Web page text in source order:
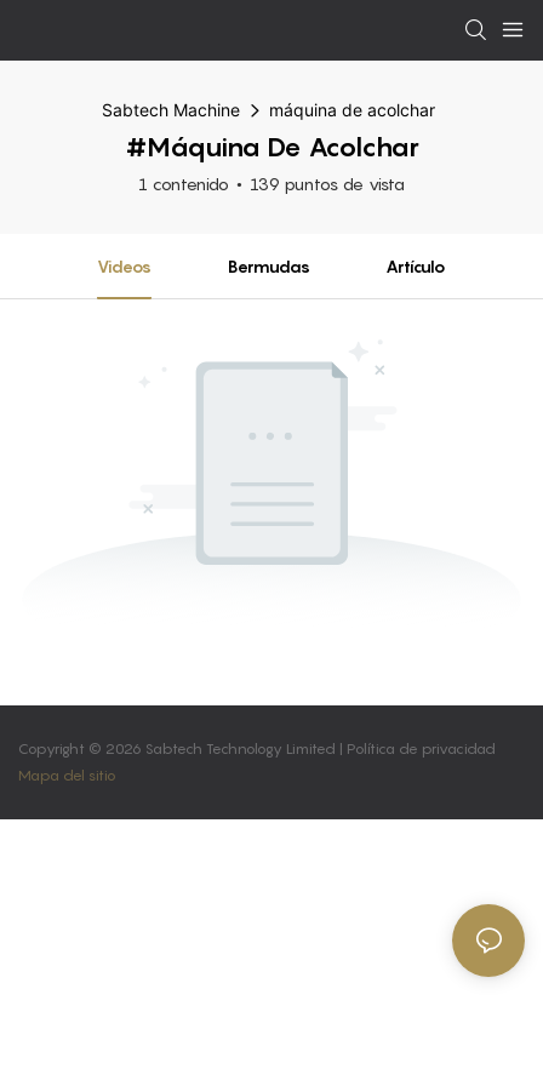
Sabtech Machine máquina de acolchar
#máquina De Acolchar
1 contenido 139 puntos de vista
Videos Bermudas Artículo
Copyright © 2026 Sabtech Technology Limited | Política de privacidad
Mapa del sitio